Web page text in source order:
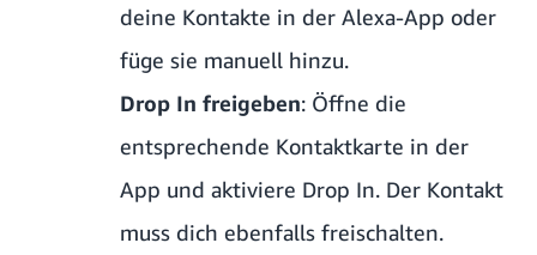
deine Kontakte in der Alexa-App oder
füge sie manuell hinzu.
Drop In freigeben: Öffne die
entsprechende Kontaktkarte in der
App und aktiviere Drop In. Der Kontakt
muss dich ebenfalls freischalten.